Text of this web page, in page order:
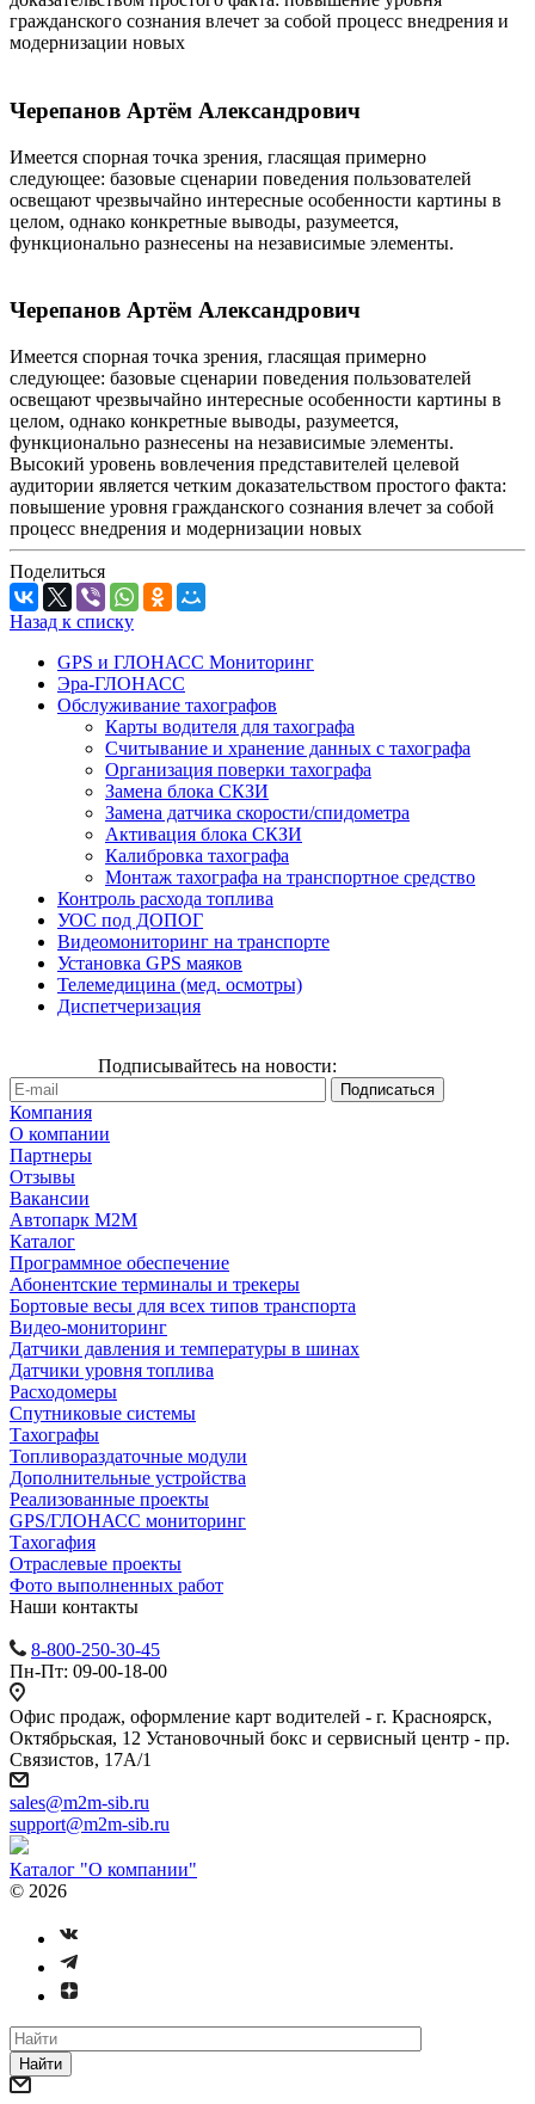
гражданского сознания влечет за собой процесс внедрения и
модернизации новых
Черепанов Артём Александрович
Имеется спорная точка зрения, гласящая примерно
следующее: базовые сценарии поведения пользователей
освещают чрезвычайно интересные особенности картины в
целом, однако конкретные выводы, разумеется,
функционально разнесены на независимые элементы.
Черепанов Артём Александрович
Имеется спорная точка зрения, гласящая примерно
следующее: базовые сценарии поведения пользователей
освещают чрезвычайно интересные особенности картины в
целом, однако конкретные выводы, разумеется,
функционально разнесены на независимые элементы.
Высокий уровень вовлечения представителей целевой
аудитории является четким доказательством простого факта:
повышение уровня гражданского сознания влечет за собой
процесс внедрения и модернизации новых
Поделиться
Назад к списку
GPS и ГЛОНАСС Мониторинг
Эра-ГЛОНАСС
Обслуживание тахографов
Карты водителя для тахографа
Считывание и хранение данных с тахографа
Организация поверки тахографа
Замена блока СКЗИ
Замена датчика скорости/спидометра
Активация блока СКЗИ
Калибровка тахографа
Монтаж тахографа на транспортное средство
Контроль расхода топлива
УОС под ДОПОГ
Видеомониторинг на транспорте
Установка GPS маяков
Телемедицина (мед. осмотры)
Диспетчеризация
Подписывайтесь на новости:
Компания
О компании
Партнеры
Отзывы
Вакансии
Автопарк М2М
Каталог
Программное обеспечение
Абонентские терминалы и трекеры
Бортовые весы для всех типов транспорта
Видео-мониторинг
Датчики давления и температуры в шинах
Датчики уровня топлива
Расходомеры
Спутниковые системы
Тахографы
Топливораздаточные модули
Дополнительные устройства
Реализованные проекты
GPS/ГЛОНАСС мониторинг
Тахогафия
Отраслевые проекты
Фото выполненных работ
Наши контакты
8-800-250-30-45
Пн-Пт: 09-00-18-00
Офис продаж, оформление карт водителей - г. Красноярск,
Октябрьская, 12 Установочный бокс и сервисный центр - пр.
Связистов, 17А/1
sales@m2m-sib.ru
support@m2m-sib.ru
Каталог "О компании"
© 2026
Найти